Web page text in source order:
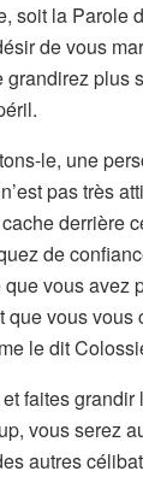
soit la Parole
de vous
grandirez plus
le, une
pas très
derrière
de
vous avez
que vous
le dit
faites
vous serez
autres